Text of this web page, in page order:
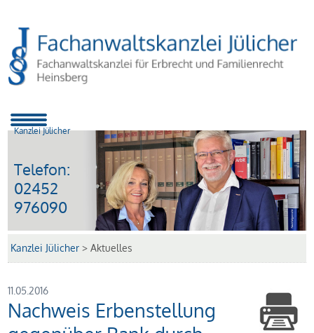
Kanzlei Jülicher
Telefon:
02452
976090
Kanzlei Jülicher >Aktuelles
11.05.2016
Nachweis Erbenstellung